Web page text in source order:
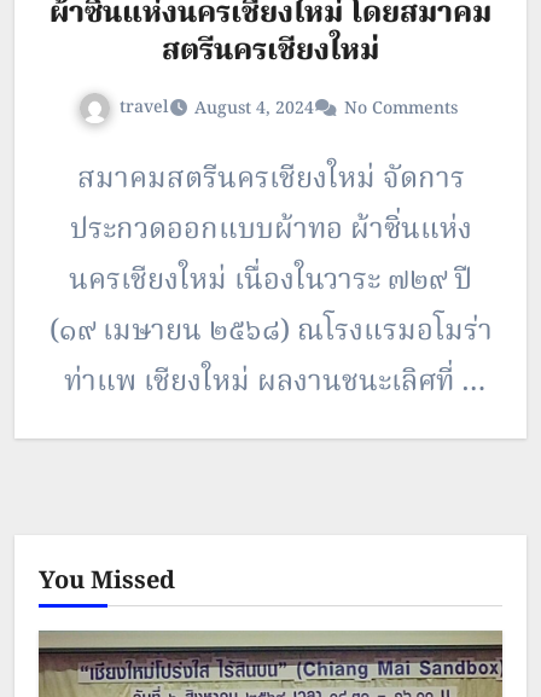
ผ้าซิ่นแห่งนครเชียงใหม่ โดยสมาคม
สตรีนครเชียงใหม่
travel August 4, 2024 No Comments
สมาคมสตรีนครเชียงใหม่ จัดการ
ประกวดออกแบบผ้าทอ ผ้าซิ่นแห่ง
นครเชียงใหม่ เนื่องในวาระ ๗๒๙ ปี
(๑๙ เมษายน ๒๕๖๘) ณโรงแรมอโมร่า
ท่าแพ เชียงใหม่ ผลงานชนะเลิศที่ 1
ได้แก่ ลวดลายกราฟผ้าซิ่นตีนจก ของ
You Missed